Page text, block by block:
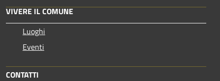
VIVERE IL COMUNE
Luoghi
Eventi
CONTATTI